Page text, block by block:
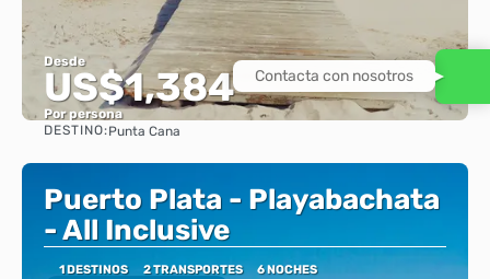
Desde
US$1,384
Por persona
DESTINO:Punta Cana
Puerto Plata - Playabachata
- All Inclusive
1 DESTINOS 2 TRANSPORTES 6 NOCHES
Contacta con nosotros